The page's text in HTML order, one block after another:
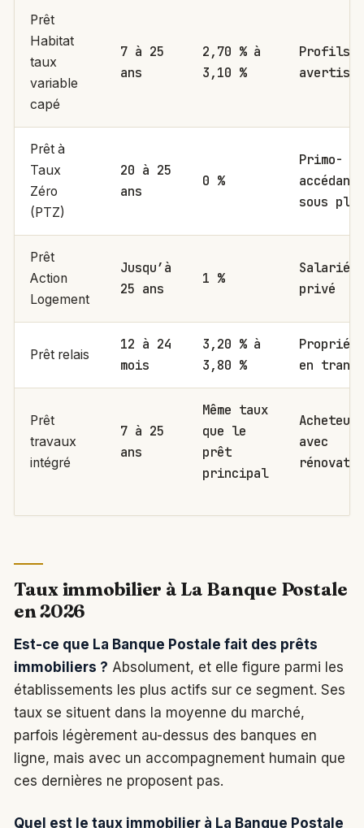
Prêt
Habitat
taux
variable
capé
7 à 25
ans
2,70 % à
3,10 %
Profils
avertis
Prêt à
Taux
Zéro
(PTZ)
20 à 25
ans
0 %
Primo-
accédants
sous
Prêt
Action
Logement
Jusqu’à
25 ans
1 %
Salariés
privé
Prêt relais
12 à 24
mois
3,20 % à
3,80 %
en
Prêt
travaux
intégré
7 à 25
ans
Même taux
que le
prêt
principal
Acheteurs
avec
Taux immobilier à La Banque Postale
en 2026
Est-ce que La Banque Postale fait des prêts
immobiliers ? Absolument, et elle figure parmi les
établissements les plus actifs sur ce segment. Ses
taux se situent dans la moyenne du marché,
parfois légèrement au-dessus des banques en
ligne, mais avec un accompagnement humain que
ces dernières ne proposent pas.
Quel est le taux immobilier à La Banque Postale